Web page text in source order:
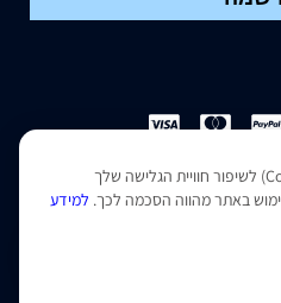
|מדיניות פרטיות
–
אנו משתמשים בעוגיות (Cookies) לשיפור חוויית הגלישה שלך
באתר מהווה הסכמה לכך. למידע